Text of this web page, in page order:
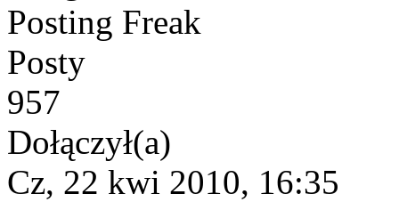
Posting Freak
Posty
957
Dołączył(a)
Cz, 22 kwi 2010, 16:35